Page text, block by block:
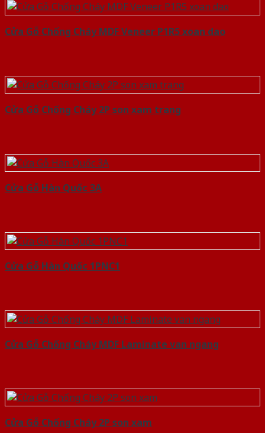
Cửa Gỗ Chống Cháy MDF Veneer P1R5 xoan dao
Cửa Gỗ Chống Cháy 2P son xam trang
Cửa Gỗ Hàn Quốc 3A
Cửa Gỗ Hàn Quốc 1PNC1
Cửa Gỗ Chống Cháy MDF Laminate van ngang
Cửa Gỗ Chống Cháy 2P son xam